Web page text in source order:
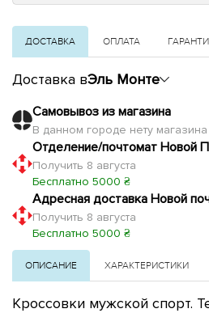
ДОСТАВКА ОПЛАТА
Доставка вЭль Монте
Самовывоз из магазина
В данном городе нету
Отделение/почтомат Новой
Получить 8 августа
Бесплатно 5000 ₴
Адресная доставка Новой
Получить 8 августа
Бесплатно 5000 ₴
ОПИСАНИЕ ХАРАКТЕРИСТИКИ
Кроссовки мужской спорт.